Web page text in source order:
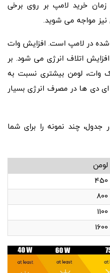
زمان خرید لامپ بر روی برخی
نیز مواجه می شوید.
شده در لامپ است. افزایش وات
اتلاف انرژی می شود. بر
وات، لومن بیشتری نسبت به
ای دی ها در مصرف انرژی بسیار
جدول، چند نمونه را برای شما
لومن
450
800
1100
1600